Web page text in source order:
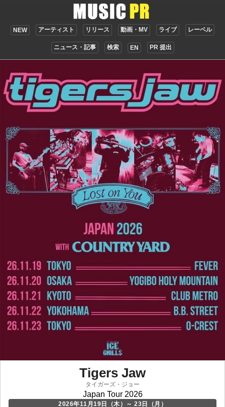
NEW アーティスト リリース 動画・MV ライブ レーベル
ニュース・記事 検索 EN PR 提出
Tigers Jaw
タイガーズ・ジョー
Japan Tour 2026
2026年11月19日（木）～ 23日（月）